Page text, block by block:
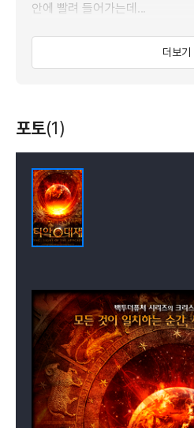
안에 빨려 들어가는데...
더보기
포토(1)